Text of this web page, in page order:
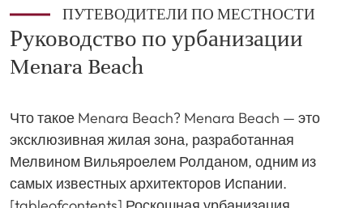
ПУТЕВОДИТЕЛИ ПО МЕСТНОСТИ
Руководство по урбанизации
Menara Beach
Что такое Menara Beach? Menara Beach — это
эксклюзивная жилая зона, разработанная
Мелвином Вильяроелем Ролданом, одним из
самых известных архитекторов Испании.